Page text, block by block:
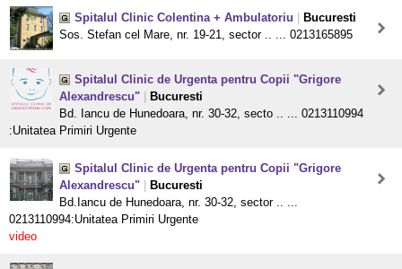
Spitalul Clinic Colentina + Ambulatoriu
Bucuresti
Sos. Stefan cel Mare, nr. 19-21, sector .. ... 0213165895
Spitalul Clinic de Urgenta pentru Copii "Grigore
Alexandrescu"
Bucuresti
Bd. Iancu de Hunedoara, nr. 30-32, secto .. ... 0213110994
:Unitatea Primiri Urgente
Spitalul Clinic de Urgenta pentru Copii "Grigore
Alexandrescu"
Bucuresti
Bd.Iancu de Hunedoara, nr. 30-32, sector .. ...
0213110994:Unitatea Primiri Urgente
video